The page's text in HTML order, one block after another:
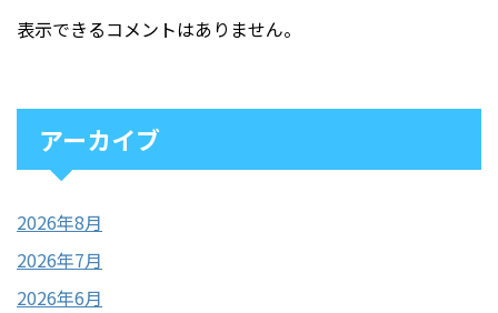
表示できるコメントはありません。
アーカイブ
2026年8月
2026年7月
2026年6月